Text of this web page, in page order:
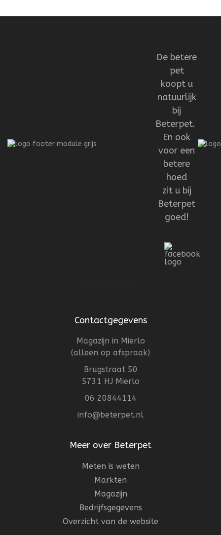
De betere
pet
koopt u
natuurlijk
bij
Beterpet.
En ook
voor een
betere
hoed
zit u bij
Beterpet
goed!
Contactgegevens
Magazijn in Mierlo
(alleen op afspraak)
Brugstraat 50
5731 HJ Mierlo
06 20844114
info@beterpet.nl
Meer over Beterpet
Meten is weten
Markten
Magazijn
Bedrijfsgegevens
Overzicht van de website